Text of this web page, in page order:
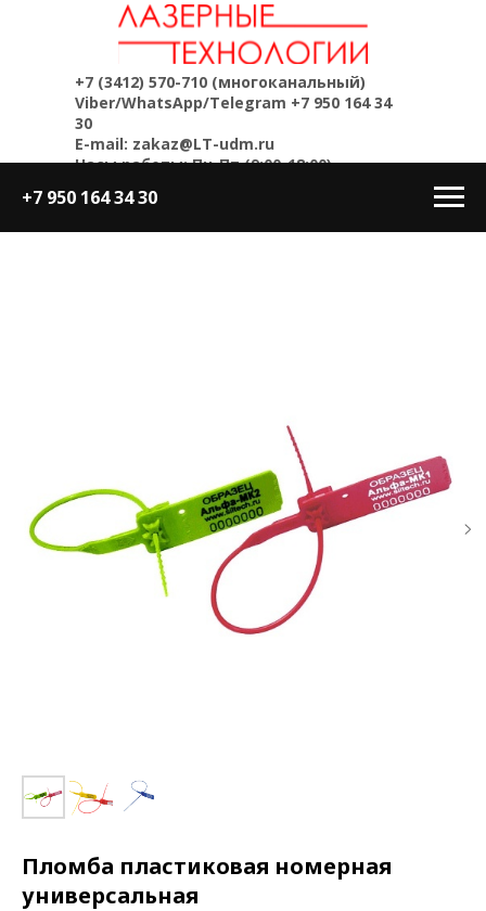
+7 (3412) 570-710 (многоканальный)
Viber/WhatsApp/Telegram +7 950 164 34
30
E-mail: zakaz@LT-udm.ru
Часы работы: Пн-Пт (9:00-18:00)
+7 950 164 34 30
Пломба пластиковая номерная
универсальная